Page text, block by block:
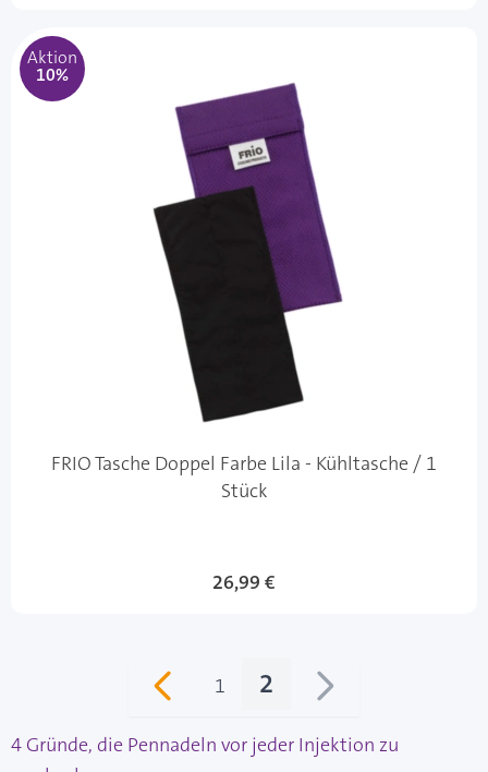
Aktion
10%
FRIO Tasche Doppel Farbe Lila - Kühltasche / 1
Stück
Sonderangebot
26,99 €
Seite
1 Sie lesen gerade
2
4 Gründe, die Pennadeln vor jeder Injektion zu